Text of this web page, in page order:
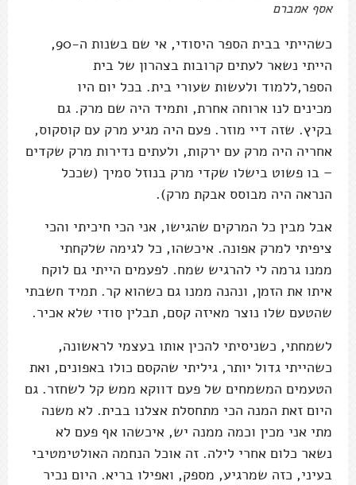
אסף אמברם
כשהייתי בבית הספר היסודי, אי שם בשנות ה-90,
הייתי נשאר לעתים קרובות בצהרון של בית
הספר,ללמוד ולעשות שעורי בית. בכל יום היו
מכינים לנו ארוחה אחרת, ותמיד היה שם מרק. גם
בקיץ. שזה דיי מוזר. פעם היה מגיע מרק עם קוסקוס,
אחריה היה מרק עם ירקות, ולעתים נדירות מרק שקדים
– בו פשוט בישלו שקדי מרק בנוזל סמיך (שככל
הנראה היה מבוסס אבקת מרק).
אבל מבין כל המרקים שהגישו, אני הכי חיכיתי והכי
ציפיתי למרק אפונה. איכשהו, כל לגימה שלקחתי
ממנו גרמה לי להרגיש שמח. לפעמים הייתי גם לוקח
איתו את הזמן, ונהנה ממנו גם כשהוא קר. תמיד חשבתי
שהטעם שלו נוצר מאיזה קסם, תבלין סודי שלא אכיר.
לשמחתי, כשניסיתי להכין אותו בעצמי לראשונה,
כשהייתי גדול יותר, גיליתי שהקסם כולו באפונים, ואת
הטעמים המשמחים של פעם דווקא ממש קל לשחזר. גם
היום זאת המנה הכי מתחסלת אצלנו בבית. לא משנה
מתי אני מכין וכמה ממנה יש, איכשהו אף פעם לא
נשאר כלום אחרי לילה. זה אוכל הנחמה האולטימטיבי
בעיני, כזה שמרגיע, מספק, ואפילו בריא. היום נכיר